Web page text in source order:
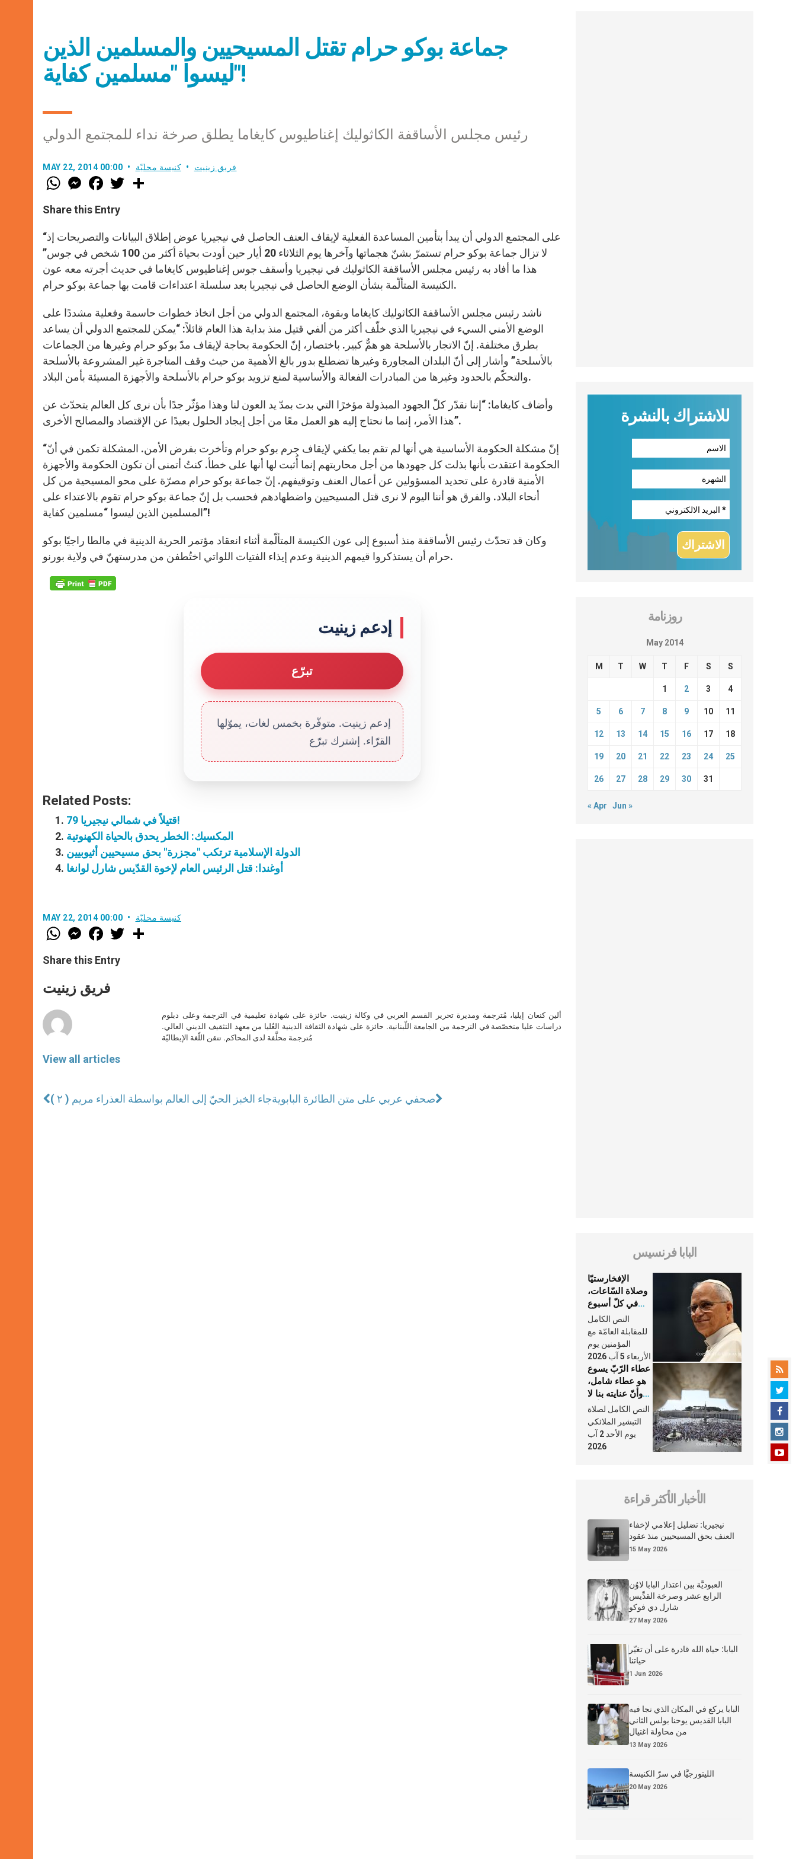
جماعة بوكو حرام تقتل المسيحيين والمسلمين الذين
ليسوا "مسلمين كفاية"!
رئيس مجلس الأساقفة الكاثوليك إغناطيوس كايغاما يطلق صرخة نداء للمجتمع الدولي
MAY 22, 2014 00:00 فريق زينيت كنيسة محليّة
W
h
t
s
p
p
M
e
s
e
g
e
r
F
a
e
b
o
k
w
r
Share this Entry
“على المجتمع الدولي أن يبدأ بتأمين المساعدة الفعلية لإيقاف العنف الحاصل في نيجيريا عوض إطلاق البيانات والتصريحات إذ
لا تزال جماعة بوكو حرام تستمرّ بشنّ هجماتها وآخرها يوم الثلاثاء 20 أيار حين أودت بحياة أكثر من 100 شخص في جوس”
هذا ما أفاد به رئيس مجلس الأساقفة الكاثوليك في نيجيريا وأسقف جوس إغناطيوس كايغاما في حديث أجرته معه عون
الكنيسة المتألّمة بشأن الوضع الحاصل في نيجيريا بعد سلسلة اعتداءات قامت بها جماعة بوكو حرام.
ناشد رئيس مجلس الأساقفة الكاثوليك كايغاما وبقوة، المجتمع الدولي من أجل اتخاذ خطوات حاسمة وفعلية مشددًا على
الوضع الأمني السيء في نيجيريا الذي خلّف أكثر من ألفي قتيل منذ بداية هذا العام قائلاً: “يمكن للمجتمع الدولي أن يساعد
بطرق مختلفة. إنّ الاتجار بالأسلحة هو همٌّ كبير. باختصار، إنّ الحكومة بحاجة لإيقاف مدّ بوكو حرام وغيرها من الجماعات
بالأسلحة” وأشار إلى أنّ البلدان المجاورة وغيرها تضطلع بدور بالغ الأهمية من حيث وقف المتاجرة غير المشروعة بالأسلحة
والتحكّم بالحدود وغيرها من المبادرات الفعالة والأساسية لمنع تزويد بوكو حرام بالأسلحة والأجهزة المسيئة بأمن البلاد.
وأضاف كايغاما: “إننا نقدّر كلّ الجهود المبذولة مؤخرًا التي بدت بمدّ يد العون لنا وهذا مؤثّر جدًا بأن نرى كل العالم يتحدّث عن
هذا الأمر، إنما ما نحتاج إليه هو العمل معًا من أجل إيجاد الحلول بعيدًا عن الإقتصاد والمصالح الأخرى”.
“إنّ مشكلة الحكومة الأساسية هي أنها لم تقم بما يكفي لإيقاف جرم بوكو حرام وتأخرت بفرض الأمن. المشكلة تكمن في أنّ
الحكومة اعتقدت بأنها بذلت كل جهودها من أجل محاربتهم إنما أُثبت لها أنها على خطأ. كنتُ أتمنى أن تكون الحكومة والأجهزة
الأمنية قادرة على تحديد المسؤولين عن أعمال العنف وتوقيفهم. إنّ جماعة بوكو حرام مصرّة على محو المسيحية من كل
أنحاء البلاد. والفرق هو أننا اليوم لا نرى قتل المسيحيين واضطهادهم فحسب بل إنّ جماعة بوكو حرام تقوم بالاعتداء على
المسلمين الذين ليسوا “مسلمين كفاية”!
وكان قد تحدّث رئيس الأساقفة منذ أسبوع إلى عون الكنيسة المتألّمة أثناء انعقاد مؤتمر الحرية الدينية في مالطا راجيًا بوكو
حرام أن يستذكروا قيمهم الدينية وعدم إيذاء الفتيات اللواتي اختُطفن من مدرستهنّ في ولاية بورنو.
إدعم زينيت
تبرّع
إدعم زينيت. متوفّرة بخمس لغات، يموّلها
القرّاء. إشترك تبرّع
Related Posts:
79 قتيلاً في شمالي نيجيريا!
المكسيك: الخطر يحدق بالحياة الكهنوتية
الدولة الإسلامية ترتكب "مجزرة" بحق مسيحيين أثيوبيين
أوغندا: قتل الرئيس العام لإخوة القدّيس شارل لوانغا
MAY 22, 2014 00:00 كنيسة محليّة
W
h
t
s
p
p
M
e
s
e
g
e
F
a
e
b
o
k
w
Share this Entry
فريق زينيت
View all articles
ألين كنعان إيليا، مُترجمة ومديرة تحرير القسم العربي في وكالة زينيت. حائزة على شهادة تعليمية في الترجمة وعلى دبلوم
دراسات عليا متخصّصة في الترجمة من الجامعة اللّبنانية. حائزة على شهادة الثقافة الدينية العُليا من معهد التثقيف الديني العالي.
مُترجمة محلَّفة لدى المحاكم. تتقن اللّغة الإيطاليّة
جاء الخبز الحيّ إلى العالم بواسطة العذراء مريم ( ٢ )صحفي عربي على متن الطائرة البابوية
للاشتراك بالنشرة
روزنامة
May 2014
M T W T F S S
1 2 3 4
5 6 7 8 9 10 11
12 13 14 15 16 17 18
19 20 21 22 23 24 25
26 27 28 29 30 31
« Apr Jun »
البابا فرنسيس
الإفخارستيّا
وصلاة السّاعات،
في كلّ أسبوع
وكلّ يوم، هما
النَّفَس في حياة
الكنيسة
النص الكامل
للمقابلة العامّة مع
المؤمنين يوم
الأربعاء 5 آب 2026
عطاء الرّبّ يسوع
هو عطاء شامل،
وأنّ عنايته بنا لا
تغيب عنّا أبدًا
النص الكامل لصلاة
التبشير الملائكي
يوم الأحد 2 آب
2026
الأخبار الأكثر قراءة
نيجيريا: تضليل إعلامي لإخفاء
العنف بحق المسيحيين منذ عقود
15 May 2026
العبوديَّة بين اعتذار البابا لاوُن
الرابع عشر وصرخة القدِّيس
شارل دي فوكو
27 May 2026
البابا: حياة الله قادرة على أن تغيّر
حياتنا
1 Jun 2026
البابا يركع في المكان الذي نجا فيه
البابا القديس يوحنا بولس الثاني
من محاولة اغتيال
13 May 2026
الليتورجيَّا في سرّ الكنيسة
20 May 2026